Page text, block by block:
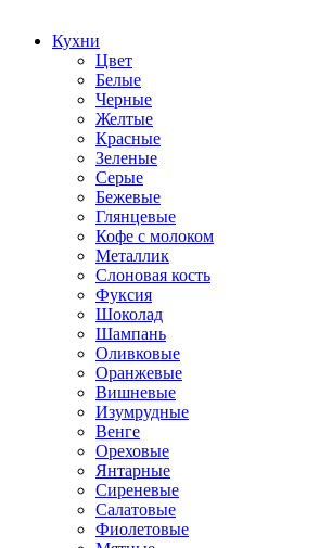
Кухни
Цвет
Белые
Черные
Желтые
Красные
Зеленые
Серые
Бежевые
Глянцевые
Кофе с молоком
Металлик
Слоновая кость
Фуксия
Шоколад
Шампань
Оливковые
Оранжевые
Вишневые
Изумрудные
Венге
Ореховые
Янтарные
Сиреневые
Салатовые
Фиолетовые